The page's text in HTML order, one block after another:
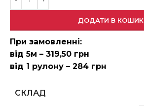
ДОДАТИ В КОШИК
При замовленні:
від 5м – 319,50 грн
від 1 рулону – 284 грн
СКЛАД